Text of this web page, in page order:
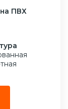
ПВХ